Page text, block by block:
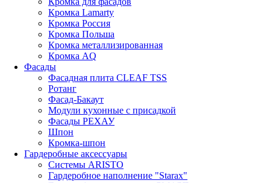
Кромка Lamarty
Кромка Россия
Кромка Польша
Кромка металлизированная
Кромка AQ
Фасады
Фасадная плита CLEAF TSS
Ротанг
Фасад-Бакаут
Модули кухонные с присадкой
Фасады РЕХАУ
Шпон
Кромка-шпон
Гардеробные аксессуары
Системы ARISTO
Гардеробное наполнение "Starax"